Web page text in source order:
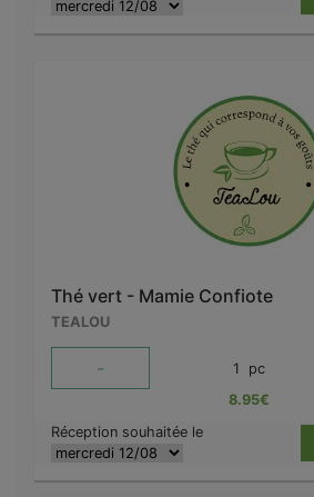
Thé vert - Mamie Confiote
TEALOU
- 1 pc
8.95€
Réception souhaitée le